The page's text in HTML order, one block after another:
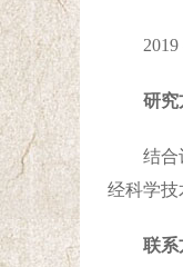
2019
研究
结合
经科学技
联系